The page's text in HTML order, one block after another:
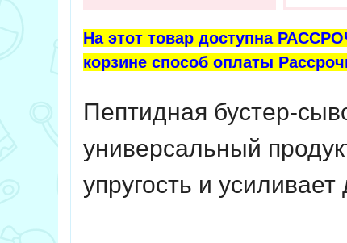
На этот товар доступна
корзине способ оплаты
Пептидная бустер-
универсальный
упругость и